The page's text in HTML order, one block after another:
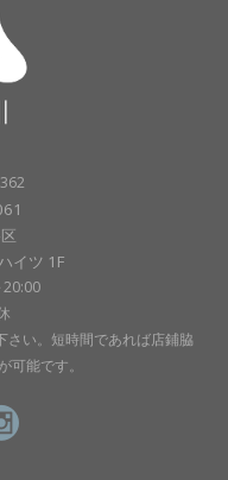
イツ 1F
20:00
さい。短時間であれば店鋪脇
可能です。